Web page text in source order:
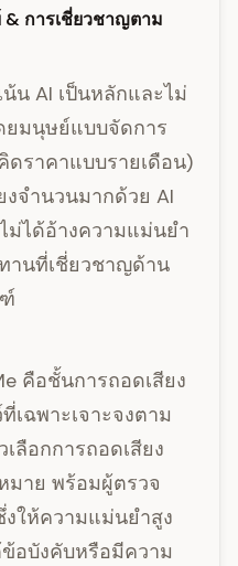
& การเชี่ยวชาญตาม
น AI เป็นหลักและไม่
ยมนุษย์แบบจัดการ
ราคาแบบรายเดือน)
งจำนวนมากด้วย AI
ม่ได้อ้างความแม่นยำ
านที่เชี่ยวชาญด้าน
คือชั้นการถอดเสียง
เฉพาะเจาะจงตาม
ลือกการถอดเสียง
าย พร้อมผู้ตรวจ
ให้ความแม่นยำสูง
อบังคับหรือมีความ